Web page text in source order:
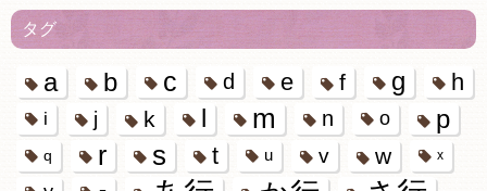
タグ
a b c d e f g h
i j k l m n o p
q r s t u v w x